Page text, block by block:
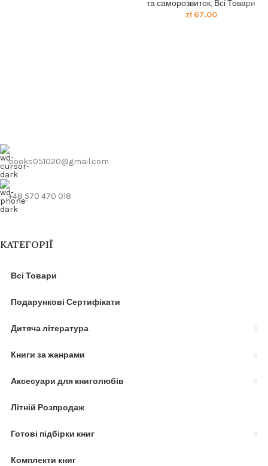
та саморозвиток, Всі Товари
zł67.00
books051020@gmail.com
+48 570 470 018
КАТЕГОРІЇ
Всі Товари
Подарункові Сертифікати
Дитяча література
Книги за жанрами
Аксесуари для книголюбів
Літній Розпродаж
Готові підбірки книг
Комплекти книг